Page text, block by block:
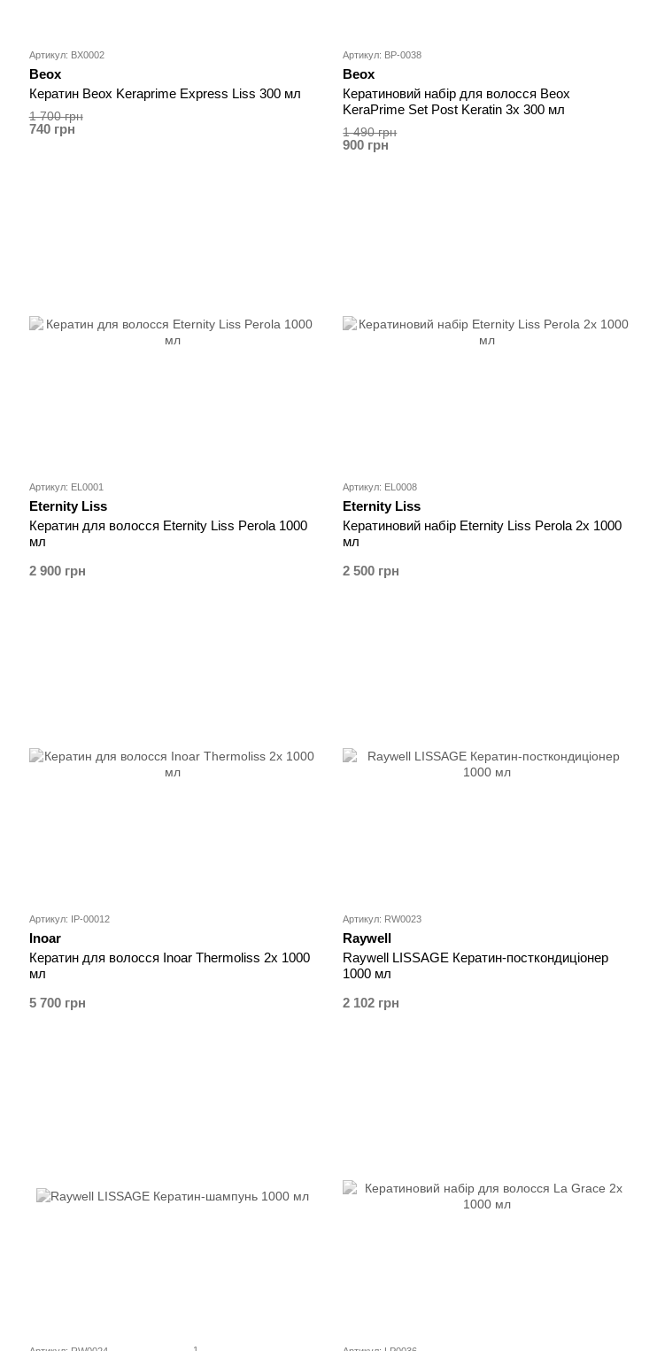
Артикул: BX0002
Beox
Кератин Beox Keraprime Express Liss 300 мл
1 700 грн
740 грн
Артикул: BP-0038
Beox
Кератиновий набір для волосся Beox
KeraPrime Set Post Keratin 3x 300 мл
1 490 грн
900 грн
Артикул: EL0001
Eternity Liss
Кератин для волосся Eternity Liss Perola 1000
мл
2 900 грн
Артикул: EL0008
Eternity Liss
Кератиновий набір Eternity Liss Perola 2x 1000
мл
2 500 грн
Артикул: IP-00012
Inoar
Кератин для волосся Inoar Thermoliss 2x 1000
мл
5 700 грн
Артикул: RW0023
Raywell
Raywell LISSAGE Кератин-посткондиціонер
1000 мл
2 102 грн